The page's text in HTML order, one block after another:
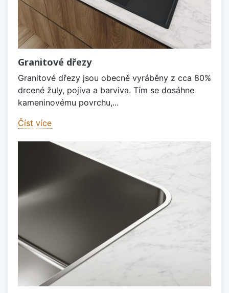
Granitové dřezy
Granitové dřezy jsou obecně vyráběny z cca 80%
drcené žuly, pojiva a barviva. Tím se dosáhne
kameninovému povrchu,...
Číst více